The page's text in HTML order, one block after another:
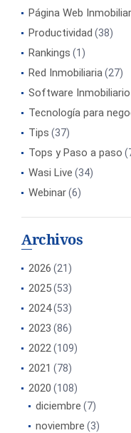
Página Web
Productividad (38)
Rankings (1)
Red Inmobiliaria(27)
Software Inmobiliario
Tecnología para
Tips (37)
Tops y Paso a paso
Wasi Live (34)
Webinar(6)
Archivos
2026 (21)
2025(53)
2024(53)
2023 (86)
2022(109)
2021 (78)
2020 (108)
diciembre (7)
noviembre (3)